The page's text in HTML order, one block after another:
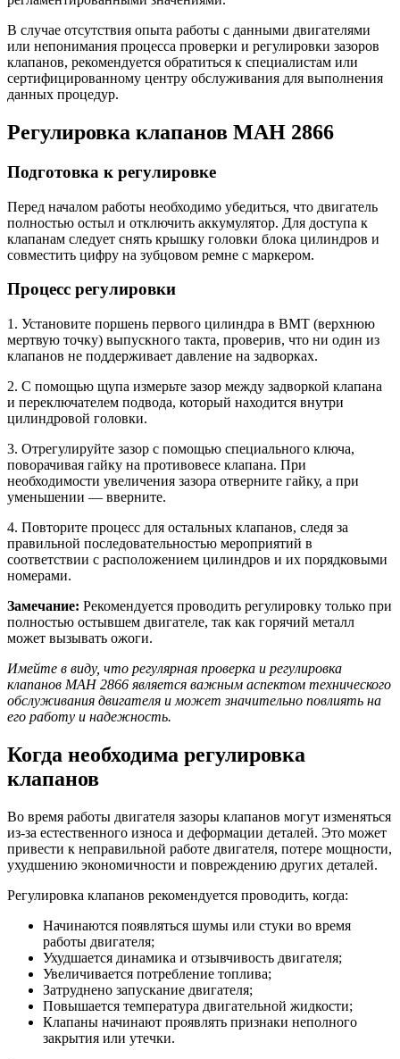
В случае отсутствия опыта работы с данными двигателями
или непонимания процесса проверки и регулировки зазоров
клапанов, рекомендуется обратиться к специалистам или
сертифицированному центру обслуживания для выполнения
данных процедур.
Регулировка клапанов МАН 2866
Подготовка к регулировке
Перед началом работы необходимо убедиться, что двигатель
полностью остыл и отключить аккумулятор. Для доступа к
клапанам следует снять крышку головки блока цилиндров и
совместить цифру на зубцовом ремне с маркером.
Процесс регулировки
1. Установите поршень первого цилиндра в ВМТ (верхнюю
мертвую точку) выпускного такта, проверив, что ни один из
клапанов не поддерживает давление на задворках.
2. C помощью щупа измерьте зазор между задворкой клапана
и переключателем подвода, который находится внутри
цилиндровой головки.
3. Отрегулируйте зазор с помощью специального ключа,
поворачивая гайку на противовесе клапана. При
необходимости увеличения зазора отверните гайку, а при
уменьшении — вверните.
4. Повторите процесс для остальных клапанов, следя за
правильной последовательностью мероприятий в
соответствии с расположением цилиндров и их порядковыми
номерами.
Замечание: Рекомендуется проводить регулировку только при
полностью остывшем двигателе, так как горячий металл
может вызывать ожоги.
Имейте в виду, что регулярная проверка и регулировка
клапанов МАН 2866 является важным аспектом технического
обслуживания двигателя и может значительно повлиять на
его работу и надежность.
Когда необходима регулировка
клапанов
Во время работы двигателя зазоры клапанов могут изменяться
из-за естественного износа и деформации деталей. Это может
привести к неправильной работе двигателя, потере мощности,
ухудшению экономичности и повреждению других деталей.
Регулировка клапанов рекомендуется проводить, когда:
Начинаются появляться шумы или стуки во время
работы двигателя;
Ухудшается динамика и отзывчивость двигателя;
Увеличивается потребление топлива;
Затруднено запускание двигателя;
Повышается температура двигательной жидкости;
Клапаны начинают проявлять признаки неполного
закрытия или утечки.